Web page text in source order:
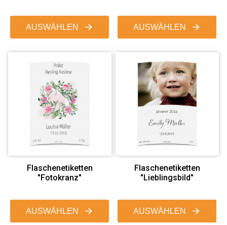
AUSWÄHLEN AUSWÄHLEN
Flaschenetiketten
"Fotokranz"
AUSWÄHLEN
Flaschenetiketten
"Lieblingsbild"
AUSWÄHLEN